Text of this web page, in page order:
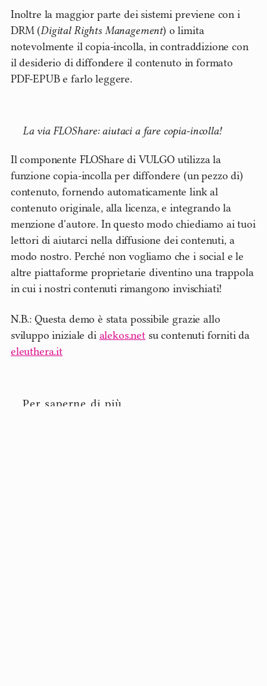
Inoltre la maggior parte dei sistemi previene con i
DRM (Digital Rights Management) o limita
notevolmente il copia-incolla, in contraddizione con
il desiderio di diffondere il contenuto in formato
PDF-EPUB e farlo leggere.
La via FLOShare: aiutaci a fare copia-incolla!
Il componente FLOShare di VULGO utilizza la
funzione copia-incolla per diffondere (un pezzo di)
contenuto, fornendo automaticamente link al
contenuto originale, alla licenza, e integrando la
menzione d'autore. In questo modo chiediamo ai tuoi
lettori di aiutarci nella diffusione dei contenuti, a
modo nostro. Perché non vogliamo che i social e le
altre piattaforme proprietarie diventino una trappola
in cui i nostri contenuti rimangono invischiati!
N.B.: Questa demo è stata possibile grazie allo
sviluppo iniziale di alekos.netsu contenuti forniti da
eleuthera.it
Per saperne di più…